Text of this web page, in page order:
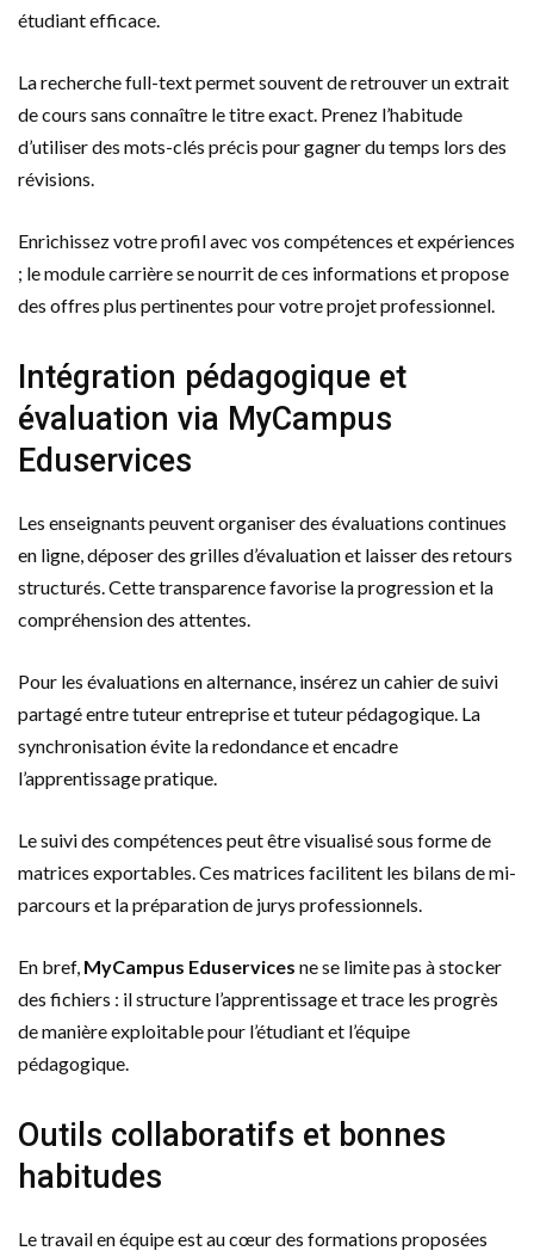
étudiant efficace.
La recherche full-text permet souvent de retrouver un extrait
de cours sans connaître le titre exact. Prenez l’habitude
d’utiliser des mots-clés précis pour gagner du temps lors des
révisions.
Enrichissez votre profil avec vos compétences et expériences
; le module carrière se nourrit de ces informations et propose
des offres plus pertinentes pour votre projet professionnel.
Intégration pédagogique et
évaluation via MyCampus
Eduservices
Les enseignants peuvent organiser des évaluations continues
en ligne, déposer des grilles d’évaluation et laisser des retours
structurés. Cette transparence favorise la progression et la
compréhension des attentes.
Pour les évaluations en alternance, insérez un cahier de suivi
partagé entre tuteur entreprise et tuteur pédagogique. La
synchronisation évite la redondance et encadre
l’apprentissage pratique.
Le suivi des compétences peut être visualisé sous forme de
matrices exportables. Ces matrices facilitent les bilans de mi-
parcours et la préparation de jurys professionnels.
En bref, MyCampus Eduservices ne se limite pas à stocker
des fichiers : il structure l’apprentissage et trace les progrès
de manière exploitable pour l’étudiant et l’équipe
pédagogique.
Outils collaboratifs et bonnes
habitudes
Le travail en équipe est au cœur des formations proposées